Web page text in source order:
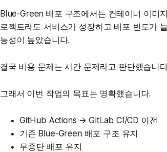
Blue-Green 배포 구조에서는 컨테이너 이미
로젝트라도 서비스가 성장하고 배포 빈도가
능성이 높았습니다.
결국 비용 문제는 시간 문제라고 판단했습니
그래서 이번 작업의 목표는 명확했습니다.
GitHub Actions → GitLab CI/CD 이전
기존 Blue-Green 배포 구조 유지
무중단 배포 유지